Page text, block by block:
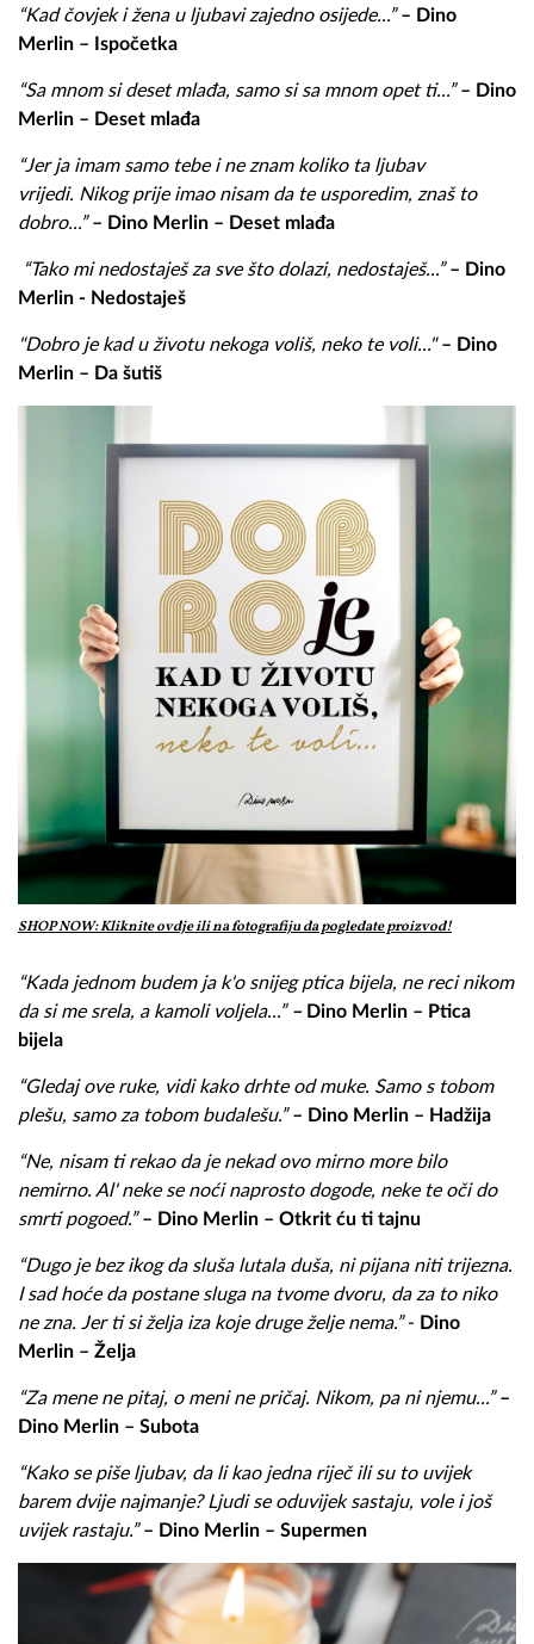
“Kad čovjek i žena u ljubavi zajedno osijede...”– Dino
Merlin – Ispočetka
“Sa mnom si deset mlađa, samo si sa mnom opet ti...”– Dino
Merlin – Deset mlađa
“Jer ja imam samo tebe ine znam koliko ta ljubav
vrijedi. Nikog prije imao nisam da te usporedim, znaš to
dobro...”– Dino Merlin – Deset mlađa
“Tako mi nedostaješ za sve što dolazi, nedostaješ...”– Dino
Merlin - Nedostaješ
"Dobro je kad u životu nekoga voliš, neko te voli..."– Dino
Merlin – Da šutiš
SHOP NOW: Kliknite ovdje ili na fotografiju da pogledate proizvod!
“Kada jednom budem ja k'o snijeg ptica bijela, ne reci nikom
da si me srela, akamoli voljela...” – Dino Merlin – Ptica
bijela
“Gledaj ove ruke, vidi kako drhte od muke. Samo s tobom
plešu, samo za tobom budalešu.”– Dino Merlin – Hadžija
“Ne, nisam ti rekao da je nekad ovo mirno more bilo
nemirno. Al' neke se noći naprosto dogode, neke te oči do
smrti pogoed.”– Dino Merlin – Otkrit ću ti tajnu
“Dugo je bez ikog da sluša lutala duša, ni pijana niti trijezna.
I sad hoće da postane sluga na tvome dvoru, da za to niko
ne zna. Jer ti si želja iza koje druge želje nema.”- Dino
Merlin – Želja
“Za mene ne pitaj, omeni ne pričaj. Nikom, pa ni njemu...”–
Dino Merlin – Subota
“Kako se piše ljubav, da li kao jedna riječ ili su to uvijek
barem dvije najmanje? Ljudi se oduvijek sastaju, vole i još
uvijek rastaju.”– Dino Merlin – Supermen